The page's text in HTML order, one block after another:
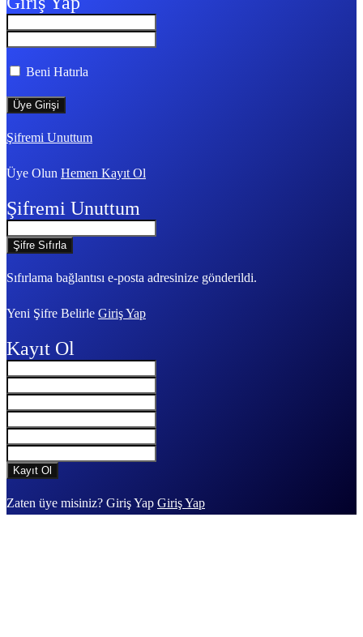
Beni Hatırla
Şifremi Unuttum
Üye Olun Hemen Kayıt Ol
Şifremi Unuttum
Sıfırlama bağlantısı e-posta adresinize gönderildi.
Yeni Şifre Belirle Giriş Yap
Kayıt Ol
Zaten üye misiniz? Giriş Yap Giriş Yap